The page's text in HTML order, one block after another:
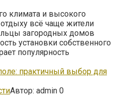
климата и высокого
всё чаще жители
загородных домов
установки собственного
популярность
практичный выбор для
Автор: admin 0